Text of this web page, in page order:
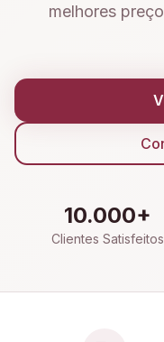
melhores
10.000+
Clientes Satisfeitos